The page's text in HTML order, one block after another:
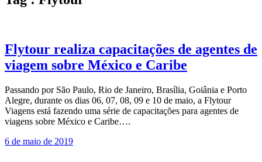
Flytour realiza capacitações de agentes de
viagem sobre México e Caribe
Passando por São Paulo, Rio de Janeiro, Brasília, Goiânia e Porto
Alegre, durante os dias 06, 07, 08, 09 e 10 de maio, a Flytour
Viagens está fazendo uma série de capacitações para agentes de
viagens sobre México e Caribe….
6 de maio de 2019